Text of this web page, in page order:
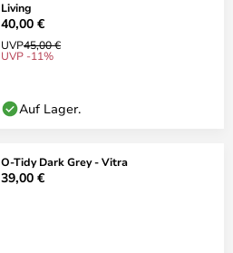
Living
40,00 €
UVP45,00 €
UVP -11%
Auf Lager.
O-Tidy Dark Grey - Vitra
39,00 €